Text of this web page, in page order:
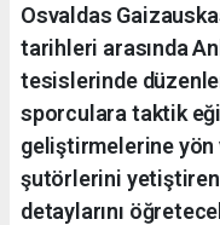
Osvaldas
tarihleri arasında
tesislerinde
sporculara taktik
geliştirmelerine yön
şutörlerini
detaylarını